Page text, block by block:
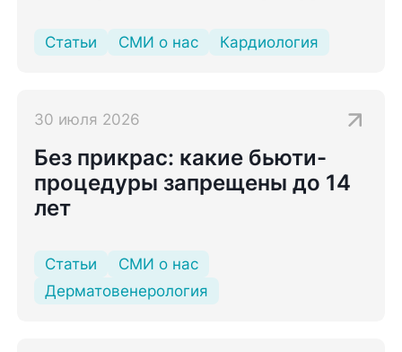
Статьи СМИ о нас Кардиология
30 июля 2026
Без прикрас: какие бьюти-
процедуры запрещены до 14
лет
Статьи
СМИ о нас
Дерматовенерология